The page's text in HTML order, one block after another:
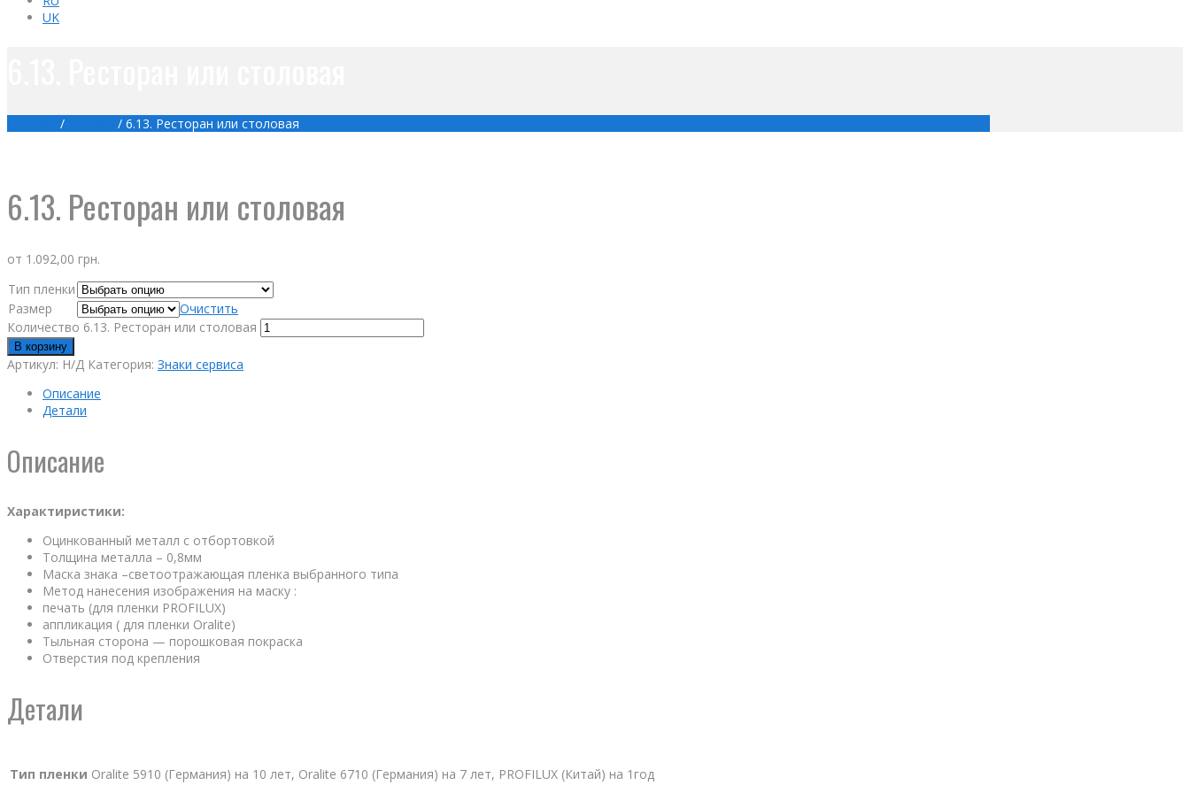
UK
/ / 6.13. Ресторан или столовая
6.13. Ресторан или столовая
от 1.092,00 грн.
Тип пленки
Размер
Очистить
Количество 6.13. Ресторан или столовая
В корзину
Артикул: Н/Д Категория: Знаки сервиса
Описание
Детали
Описание
Характиристики:
Оцинкованный металл с отбортовкой
Толщина металла – 0,8мм
Маска знака –светоотражающая пленка выбранного типа
Метод нанесения изображения на маску :
печать (для пленки PROFILUX)
аппликация ( для пленки Oralite)
Тыльная сторона — порошковая покраска
Отверстия под крепления
Детали
Тип пленки Oralite 5910 (Германия) на 10 лет, Oralite 6710 (Германия) на 7 лет, PROFILUX (Китай) на 1год